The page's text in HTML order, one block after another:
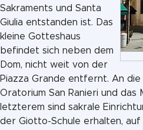
Sakraments und Santa
Giulia entstanden ist. Das
kleine Gotteshaus
befindet sich neben dem
Dom, nicht weit von der
Piazza Grande entfernt. An
Oratorium San Ranieri und das
letzterem sind sakrale
der Giotto-Schule erhalten, auf